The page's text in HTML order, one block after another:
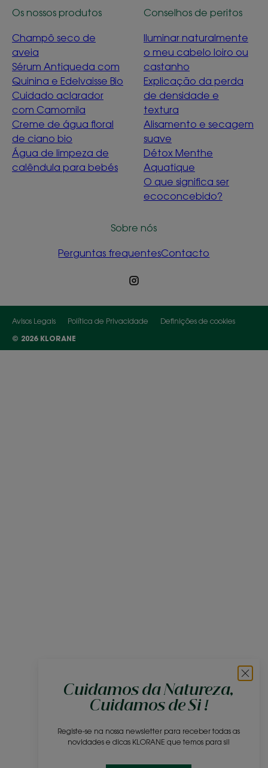
Cuidamos da Natureza,
Cuidamos de Si !
Registe-se na nossa newsletter para receber todas as
novidades e dicas KLORANE que temos para si!
Os nossos produtos
Champô seco de
aveia
Sérum Antiqueda com
Quinina e Edelvaisse Bio
Cuidado aclarador
com Camomila
Creme de água floral
de ciano bio
Água de limpeza de
calêndula para bebés
Conselhos de peritos
Iluminar naturalmente
o meu cabelo loiro ou
castanho
Explicação da perda
de densidade e
textura
Alisamento e secagem
suave
Détox Menthe
Aquatique
O que significa ser
ecoconcebido?
Sobre nós
Perguntas frequentesContacto
Avisos Legais Política de Privacidade
Definições de cookies
© 2026 KLORANE